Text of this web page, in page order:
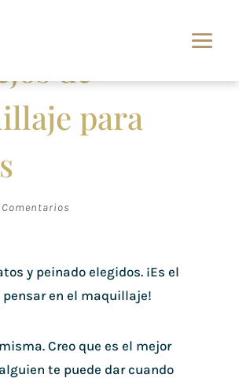
de
para
Comentarios
y peinado elegidos. ¡Es el
en el maquillaje!
Creo que es el mejor
te puede dar cuando